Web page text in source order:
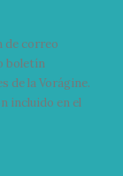
de correo
boletín
de la Vorágine.
incluido en el